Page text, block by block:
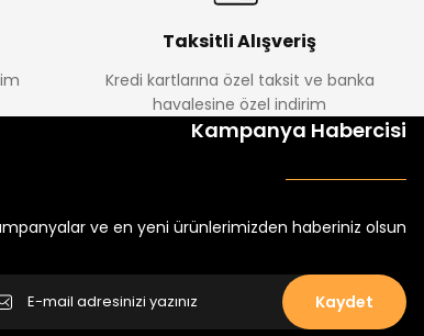
Taksitli Alışveriş
Kredi kartlarına özel taksit ve banka
havalesine özel indirim
Kampanya Habercisi
ve en yeni ürünlerimizden haberiniz olsun
Kaydet